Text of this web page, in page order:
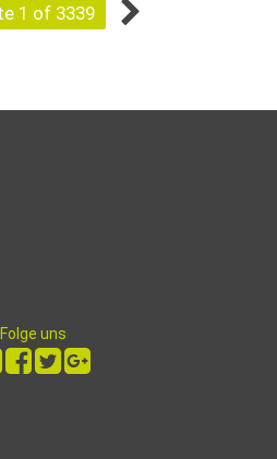
1 of 3339
Folge uns